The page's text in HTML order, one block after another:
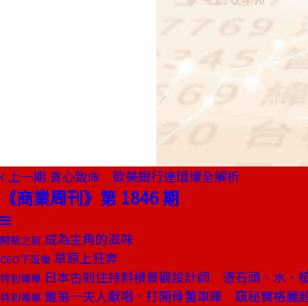
上一期 貪心致命 歐美銀行連環爆全解析
《商業周刊》第 1846 期
開瓶之前 成為主角的滋味
CEO下班後 草原上狂奔
特別報導 日本古剎住持斜槓景觀設計師 憑石頭、水、
特別報導 邀第一夫人獻唱、打開骨董車庫 窺秘寶格麗